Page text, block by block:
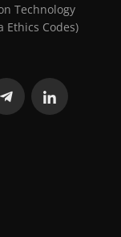
Technology
Codes)